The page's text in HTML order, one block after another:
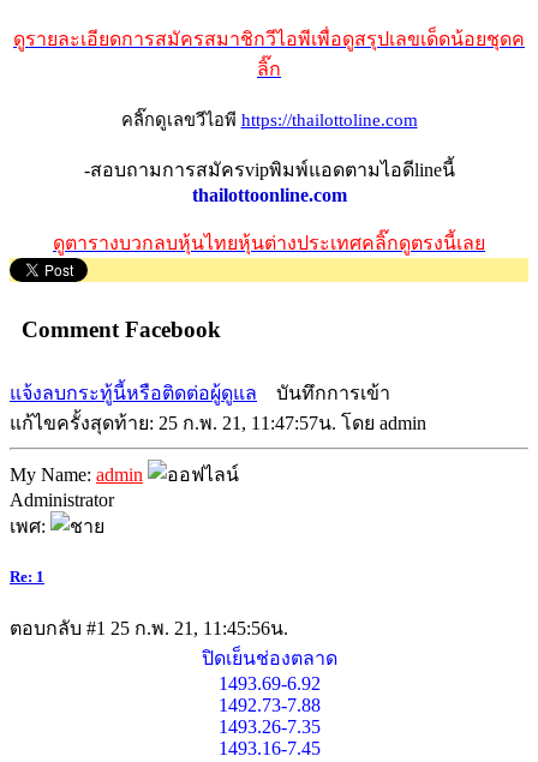
ดูรายละเอียดการสมัครสมาชิกวีไอพีเพื่อดูสรุปเลขเด็ดน้อยชุดค
ลิ๊ก
คลิ๊กดูเลขวีไอพี https://thailottoline.com
-สอบถามการสมัครvipพิมพ์แอดตามไอดีlineนี้
thailottoonline.com
ดูตารางบวกลบหุ้นไทยหุ้นต่างประเทศคลิ๊กดูตรงนี้เลย
Comment Facebook
แจ้งลบกระทู้นี้หรือติดต่อผู้ดูแล
บันทึกการเข้า
แก้ไขครั้งสุดท้าย: 25 ก.พ. 21, 11:47:57น. โดย admin
My Name: admin
Administrator
เพศ:
Re: 1
ตอบกลับ #1 25 ก.พ. 21, 11:45:56น.
ปิดเย็นช่องตลาด
1493.69-6.92
1492.73-7.88
1493.26-7.35
1493.16-7.45